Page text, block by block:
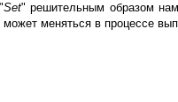
Set" решительным образом
меняться в процессе